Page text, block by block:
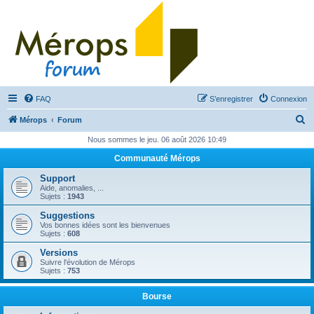
FAQ Connexion
S’enregistrer
Mérops Forum
h
r
Nous sommes le jeu. 06 août 2026 10:49
Communauté Mérops
Support
Aide, anomalies, ...
Sujets : 1943
Suggestions
Vos bonnes idées sont les bienvenues
Sujets : 608
Versions
Suivre l'évolution de Mérops
Sujets : 753
Bourse